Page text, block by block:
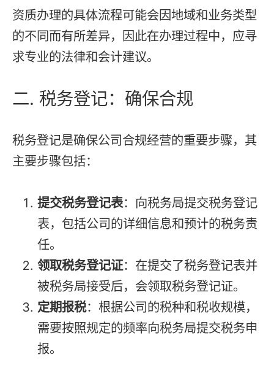
资质办理的具体流程可能会因地域和业务类型
的不同而有所差异，因此在办理过程中，应寻
求专业的法律和会计建议。
二. 税务登记：确保合规
税务登记是确保公司合规经营的重要步骤，其
主要步骤包括：
提交税务登记表：向税务局提交税务登记
表，包括公司的详细信息和预计的税务责
任。
领取税务登记证：在提交了税务登记表并
被税务局接受后，会领取税务登记证。
定期报税：根据公司的税种和税收规模，
需要按照规定的频率向税务局提交税务申
报。